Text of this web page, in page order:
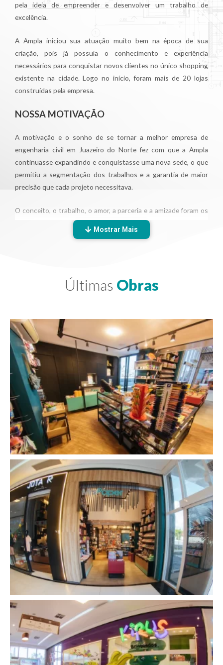
pela ideia de empreender e desenvolver um trabalho de
excelência.
A Ampla iniciou sua atuação muito bem na época de sua
criação, pois já possuía o conhecimento e experiência
necessários para conquistar novos clientes no único shopping
existente na cidade. Logo no início, foram mais de 20 lojas
construídas pela empresa.
NOSSA MOTIVAÇÃO
A motivação e o sonho de se tornar a melhor empresa de
engenharia civil em Juazeiro do Norte fez com que a Ampla
continuasse expandindo e conquistasse uma nova sede, o que
permitiu a segmentação dos trabalhos e a garantia de maior
precisão que cada projeto necessitava.
O conceito, o trabalho, o amor, a parceria e a amizade foram os
primeiros investimentos que a Ampla recebeu e que até hoje
permeiam seu ambiente e alcançam todos os coparticipantes. A
projetos de forma heroica. Amigos tornaram-se nossos
Dois irmãos se apoiaram incondicionalmente, guiados pela fé
em Deus.
Após doze anos, os irmãos que deram início a esse projeto
continuam juntos, agora com um corpo técnico maior e mais
maduro, mas que mantém a mesma garra que possuía há mais
de uma década. Hoje, a Ampla é referência em modernidade e os
clientes sabem que, ao nos contratar, terão seu projeto em
boas mãos de profissionais que estão atentos a cada detalhe.
Mostrar Mais
Últimas Obras